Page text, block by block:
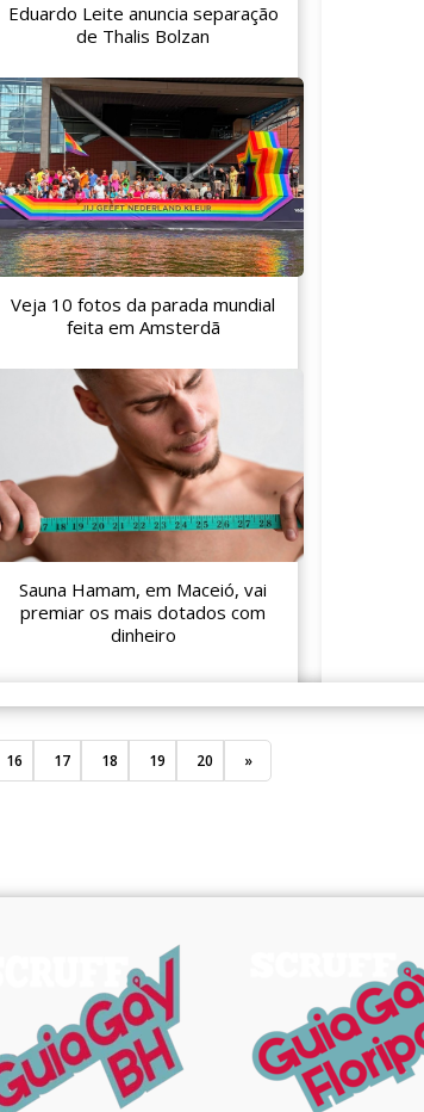
Eduardo Leite anuncia separação
de Thalis Bolzan
Veja 10 fotos da parada mundial
feita em Amsterdã
Sauna Hamam, em Maceió, vai
premiar os mais dotados com
dinheiro
16 17 18 19 20 »